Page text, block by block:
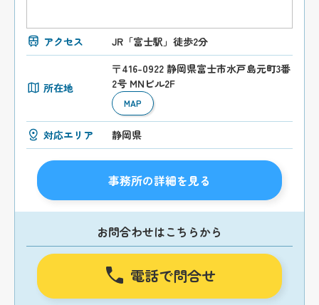
アクセス JR「富士駅」徒歩2分
所在地
〒416-0922 静岡県富士市水戸島元町3番
2号 MNビル2F
MAP
対応エリア 静岡県
事務所の詳細を見る
お問合わせはこちらから
電話で問合せ